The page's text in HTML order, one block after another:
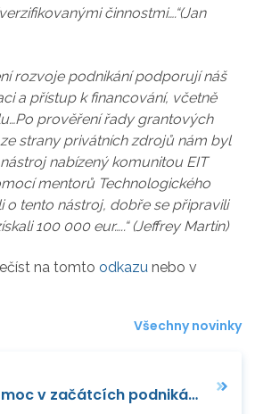
činnostmi….“(Jan
rozvoje podnikání podporují náš
a přístup k financování, včetně
prověření řady grantových
strany privátních zdrojů nám byl
nabízený komunitou EIT
mentorů Technologického
o tento nástroj, dobře se připravili
100 000 eur…..“ (Jeffrey Martin)
na tomto odkazu nebo v
Všechny novinky
Jsme rádi za pomoc v začátcích podnikání, rekapituluje úspěšná nanotechnologická firma